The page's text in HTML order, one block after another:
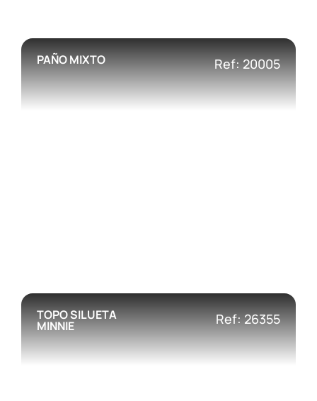
PAÑO MIXTO Ref: 20005
TOPO SILUETA
MINNIE Ref: 26355